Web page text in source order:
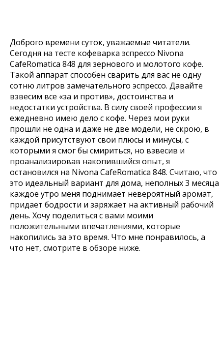
Доброго времени суток, уважаемые читатели.
Сегодня на тесте кофеварка эспрессо Nivona
CafeRomatica 848 для зернового и молотого кофе.
Такой аппарат способен сварить для вас не одну
сотню литров замечательного эспрессо. Давайте
взвесим все «за и против», достоинства и
недостатки устройства. В силу своей профессии я
ежедневно имею дело с кофе. Через мои руки
прошли не одна и даже не две модели, не скрою, в
каждой присутствуют свои плюсы и минусы, с
которыми я смог бы смириться, но взвесив и
проанализировав накопившийся опыт, я
остановился на Nivona CafeRomatica 848. Считаю, что
это идеальный вариант для дома, неполных 3 месяца
каждое утро меня поднимает невероятный аромат,
придает бодрости и заряжает на активный рабочий
день. Хочу поделиться с вами моими
положительными впечатлениями, которые
накопились за это время. Что мне понравилось, а
что нет, смотрите в обзоре ниже.